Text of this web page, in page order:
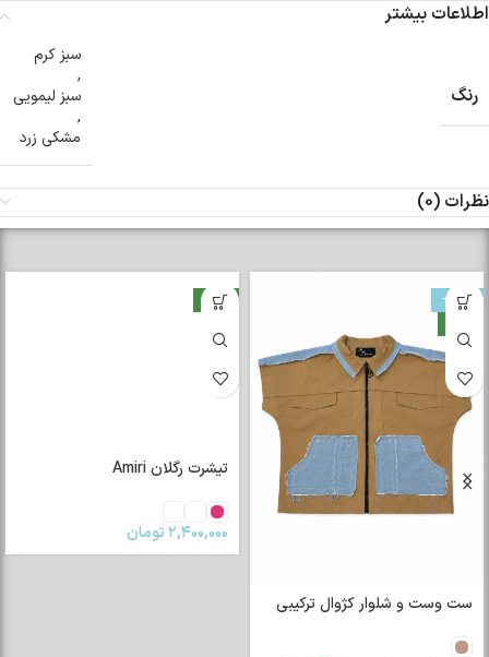
اطلاعات بیشتر
رنگ
سبز کرم
,
سبز لیمویی
,
مشکی زرد
نظرات (0)
-33%
ست وست و شلوار کژوال ترکیبی
جدید
تیشرت رگلان Amiri
۲,۴۰۰,۰۰۰تومان